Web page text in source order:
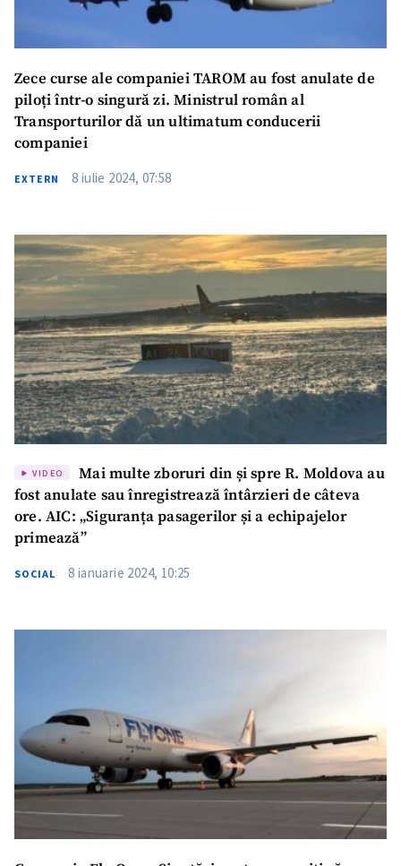
Zece curse ale companiei TAROM au fost anulate de
piloți într-o singură zi. Ministrul român al
Transporturilor dă un ultimatum conducerii
companiei
EXTERN 8 iulie 2024, 07:58
VIDEO
Mai multe zboruri din și spre R. Moldova au
fost anulate sau înregistrează întârzieri de câteva
ore. AIC: „Siguranța pasagerilor și a echipajelor
primează”
SOCIAL 8 ianuarie 2024, 10:25